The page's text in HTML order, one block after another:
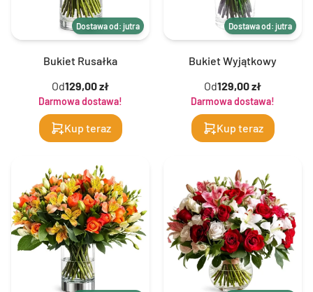
Dostawa od: jutra
Bukiet Rusałka
Od129,00 zł
Darmowa dostawa!
Kup teraz
Dostawa od: jutra
Bukiet Wyjątkowy
Od129,00 zł
Darmowa dostawa!
Kup teraz